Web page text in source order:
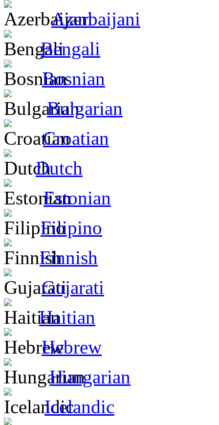
Azerbaijani
Bengali
Bosnian
Bulgarian
Croatian
Dutch
Estonian
Filipino
Finnish
Gujarati
Haitian
Hebrew
Hungarian
Icelandic